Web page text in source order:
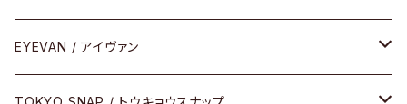
Latch(ラッチ)
修理
小物
その他
サングラス
その他
セルフレーム
メタルフレーム
EYEVAN / アイヴァン
メガネ